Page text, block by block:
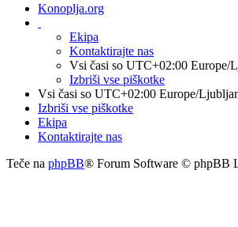
Konoplja.org
Ekipa
Kontaktirajte nas
Vsi časi so UTC+02:00 Europe/
Izbriši vse piškotke
Vsi časi so UTC+02:00 Europe/
Izbriši vse piškotke
Ekipa
Kontaktirajte nas
Teče na phpBB® Forum Software © phpBB